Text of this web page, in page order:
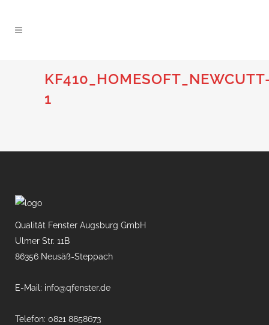
1
Qualität Fenster Augsburg GmbH
Ulmer Str. 11B
86356 Neusäß-Steppach
E-Mail: info@qfenster.de
Telefon: 0821 8858673